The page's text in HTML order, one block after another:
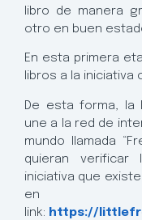
libro de manera
otro en buen
En esta primera
libros a la iniciativa
De esta forma, la
une a la red de
mundo llamada
quieran
iniciativa que
en el
link: https://